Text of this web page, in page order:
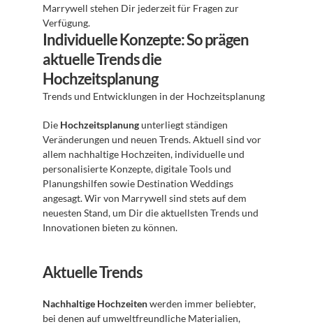
Marrywell stehen Dir jederzeit für Fragen zur
Verfügung.
Individuelle Konzepte: So prägen
aktuelle Trends die
Hochzeitsplanung
Trends und Entwicklungen in der Hochzeitsplanung
Die Hochzeitsplanung unterliegt ständigen
Veränderungen und neuen Trends. Aktuell sind vor
allem nachhaltige Hochzeiten, individuelle und
personalisierte Konzepte, digitale Tools und
Planungshilfen sowie Destination Weddings
angesagt. Wir von Marrywell sind stets auf dem
neuesten Stand, um Dir die aktuellsten Trends und
Innovationen bieten zu können.
Aktuelle Trends
Nachhaltige Hochzeiten werden immer beliebter,
bei denen auf umweltfreundliche Materialien,